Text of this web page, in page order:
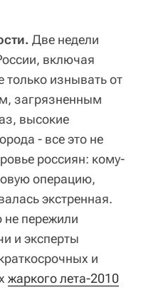
Две недели
включая
изнывать от
загрязненным
высокие
- все это не
россиян: кому-
операцию,
экстренная.
не пережили
и эксперты
и
жаркого лета-2010